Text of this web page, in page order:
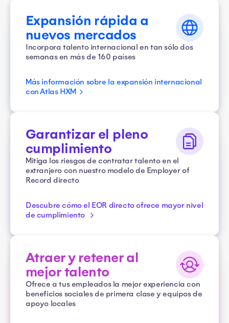
Expansión rápida a
nuevos mercados
Incorpora talento internacional en tan sólo dos
semanas en más de 160 países
Más información sobre la expansión internacional
con Atlas HXM
Garantizar el pleno
cumplimiento
Mitiga los riesgos de contratar talento en el
extranjero con nuestro modelo de Employer of
Record directo
Descubre cómo el EOR directo ofrece mayor nivel
de cumplimiento
Atraer y retener al
mejor talento
Ofrece a tus empleados la mejor experiencia con
beneficios sociales de primera clase y equipos de
apoyo locales